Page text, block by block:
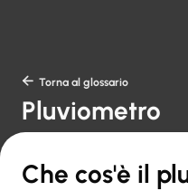
 Torna al glossario
Pluviometro
Che cos'è il